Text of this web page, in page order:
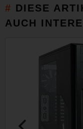
DIESE
AUCH